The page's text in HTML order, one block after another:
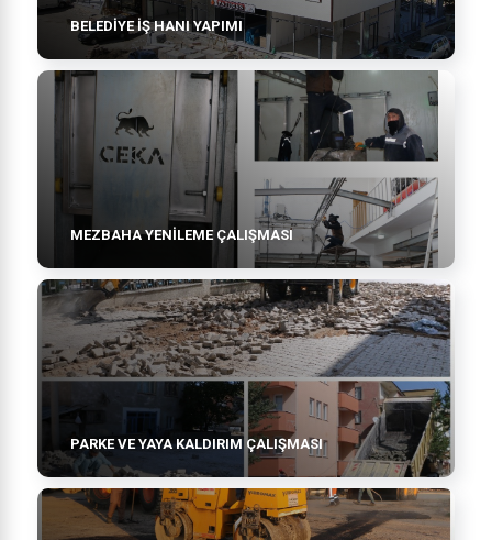
BELEDİYE İŞ HANI YAPIMI
MEZBAHA YENİLEME ÇALIŞMASI
PARKE VE YAYA KALDIRIM ÇALIŞMASI